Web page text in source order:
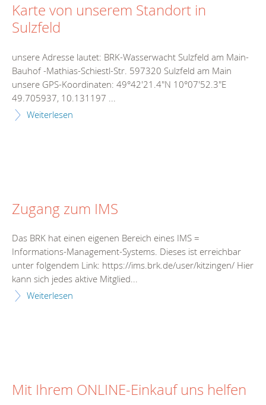
Karte von unserem Standort in
Sulzfeld
unsere Adresse lautet: BRK-Wasserwacht Sulzfeld am Main-
Bauhof -Mathias-Schiestl-Str. 597320 Sulzfeld am Main
unsere GPS-Koordinaten: 49°42'21.4"N 10°07'52.3"E
49.705937, 10.131197 ...
Weiterlesen
Zugang zum IMS
Das BRK hat einen eigenen Bereich eines IMS =
Informations-Management-Systems. Dieses ist erreichbar
unter folgendem Link: https://ims.brk.de/user/kitzingen/ Hier
kann sich jedes aktive Mitglied...
Weiterlesen
Mit Ihrem ONLINE-Einkauf uns helfen